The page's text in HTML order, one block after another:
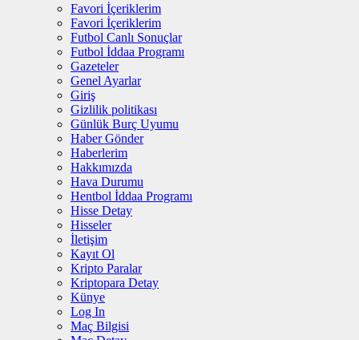
Favori İçeriklerim
Favori İçeriklerim
Futbol Canlı Sonuçlar
Futbol İddaa Programı
Gazeteler
Genel Ayarlar
Giriş
Gizlilik politikası
Günlük Burç Uyumu
Haber Gönder
Haberlerim
Hakkımızda
Hava Durumu
Hentbol İddaa Programı
Hisse Detay
Hisseler
İletişim
Kayıt Ol
Kripto Paralar
Kriptopara Detay
Künye
Log In
Maç Bilgisi